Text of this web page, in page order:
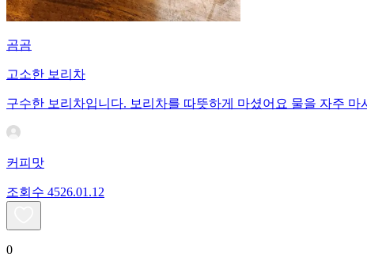
곰곰
고소한 보리차
구수한 보리차입니다. 보리차를 따뜻하게 마셨어요 물을 자주
커피맛
조회수 4526.01.12
0